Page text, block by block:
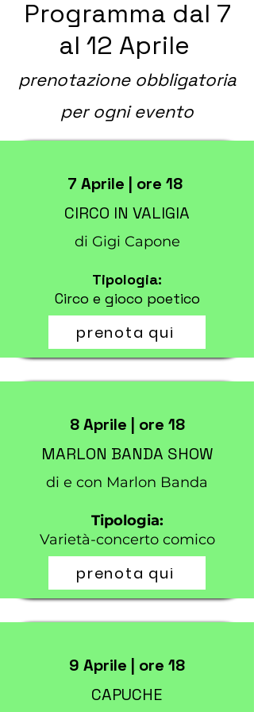
Programma dal 7
al 12 Aprile
prenotazione obbligatoria
per ogni evento
7 Aprile | ore 18
CIRCO IN VALIGIA
di Gigi Capone
Tipologia:
Circo e gioco poetico
prenota qui
8 Aprile | ore 18
MARLON BANDA SHOW
di e con Marlon Banda
Tipologia:
Varietà-concerto comico
prenota qui
9 Aprile | ore 18
CAPUCHE